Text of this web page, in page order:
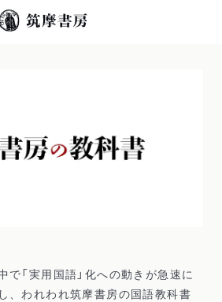
「実用国語」化への動きが急速に
、われわれ筑摩書房の国語教科書